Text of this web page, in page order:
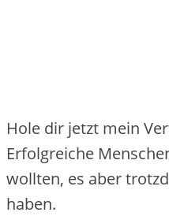
Hole dir jetzt mein
Erfolgreiche
wollten, es aber
haben.